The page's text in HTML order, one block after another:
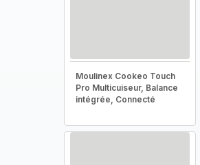
Moulinex Cookeo Touch
Pro Multicuiseur, Balance
intégrée, Connecté